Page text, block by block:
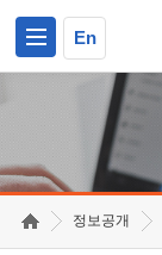
En
정보공개